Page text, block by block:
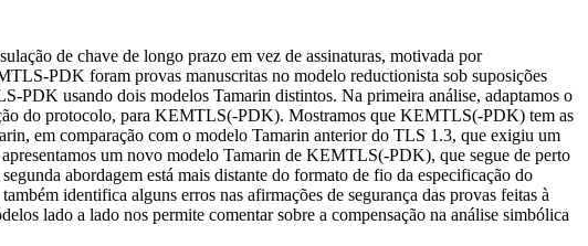
de chave de longo prazo em vez de assinaturas, motivada por
PDK foram provas manuscritas no modelo reductionista sob suposições
PDK usando dois modelos Tamarin distintos. Na primeira análise, adaptamos o
do protocolo, para KEMTLS(-PDK). Mostramos que KEMTLS(-PDK) tem as
em comparação com o modelo Tamarin anterior do TLS 1.3, que exigiu um
um novo modelo Tamarin de KEMTLS(-PDK), que segue de perto
abordagem está mais distante do formato de fio da especificação do
identifica alguns erros nas afirmações de segurança das provas feitas à
lado a lado nos permite comentar sobre a compensação na análise simbólica